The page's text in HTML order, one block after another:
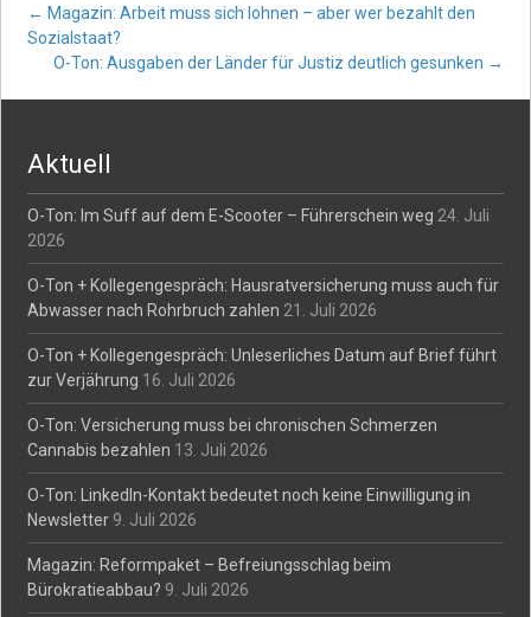
Post
navigation
← Magazin: Arbeit muss sich lohnen – aber wer bezahlt den
Sozialstaat?
O-Ton: Ausgaben der Länder für Justiz deutlich gesunken →
Aktuell
O-Ton: Im Suff auf dem E-Scooter – Führerschein weg 24. Juli
2026
O-Ton + Kollegengespräch: Hausratversicherung muss auch für
Abwasser nach Rohrbruch zahlen 21. Juli 2026
O-Ton + Kollegengespräch: Unleserliches Datum auf Brief führt
zur Verjährung 16. Juli 2026
O-Ton: Versicherung muss bei chronischen Schmerzen
Cannabis bezahlen 13. Juli 2026
O-Ton: LinkedIn-Kontakt bedeutet noch keine Einwilligung in
Newsletter 9. Juli 2026
Magazin: Reformpaket – Befreiungsschlag beim
Bürokratieabbau? 9. Juli 2026